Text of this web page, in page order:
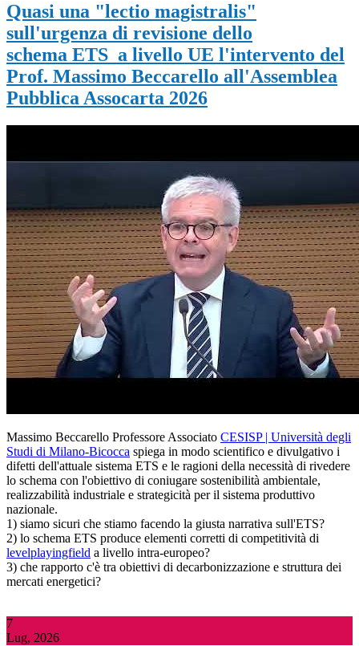
Quasi una "lectio magistralis"
sull'urgenza di revisione dello
schema ETS a livello UE l'intervento del
Prof. Massimo Beccarello all'Assemblea
Pubblica Assocarta 2026
Massimo Beccarello Professore Associato CESISP | Università degli
Studi di Milano-Bicocca spiega in modo scientifico e divulgativo i
difetti dell'attuale sistema ETS e le ragioni della necessità di rivedere
lo schema con l'obiettivo di coniugare sostenibilità ambientale,
realizzabilità industriale e strategicità per il sistema produttivo
nazionale.
1) siamo sicuri che stiamo facendo la giusta narrativa sull'ETS?
2) lo schema ETS produce elementi corretti di competitività di
levelplayingfield a livello intra-europeo?
3) che rapporto c'è tra obiettivi di decarbonizzazione e struttura dei
mercati energetici?
7
Lug, 2026